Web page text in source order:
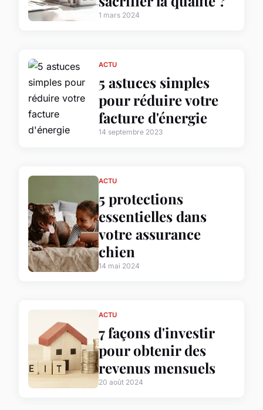
1 mars 2024
ACTU
5 astuces simples
pour réduire votre
facture d'énergie
14 septembre 2023
ACTU
5 protections
essentielles dans
votre assurance
chien
14 mai 2024
ACTU
7 façons d'investir
pour obtenir des
revenus mensuels
20 août 2024